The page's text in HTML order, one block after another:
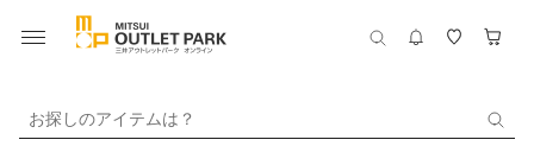
お探しのアイテムは？